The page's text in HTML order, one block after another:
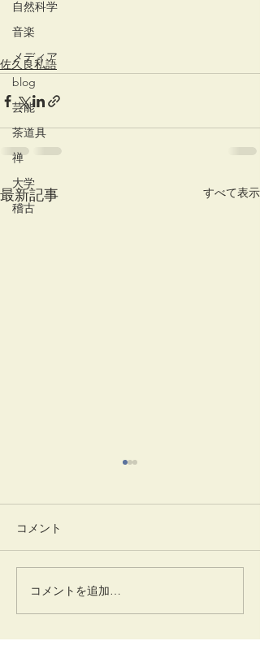
自然科学
音楽
メディア
blog
芸能
茶道具
禅
大学
稽古
佐久良私語
最新記事 すべて表示
井でし月かも
コメント
コメントを追加…